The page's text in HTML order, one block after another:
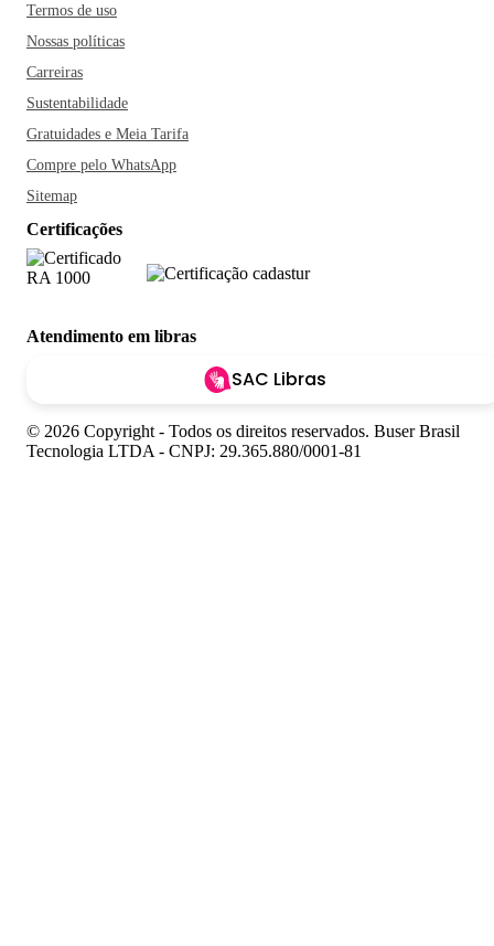
Termos de uso
Nossas políticas
Carreiras
Sustentabilidade
Gratuidades e Meia Tarifa
Compre pelo WhatsApp
Sitemap
Certificações
Atendimento em libras
SAC Libras
© 2026 Copyright - Todos os direitos reservados. Buser Brasil
Tecnologia LTDA - CNPJ: 29.365.880/0001-81